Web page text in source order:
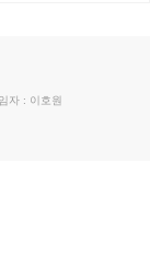
자 : 이호원